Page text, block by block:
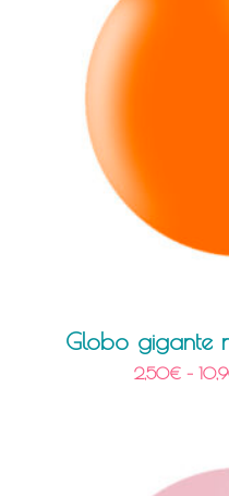
Globo gigante
2,50€ –